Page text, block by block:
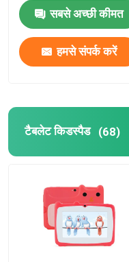
समाचार
एक बोली का अनुरोध
एंड्रॉयड टैबलेट पीसी
टच स्क्रीन टैबलेट
टैबलेट किडस्पैड
सबसे अच्छी कीमत
हमसे संपर्क करें
टैबलेट किडस्पैड (68)